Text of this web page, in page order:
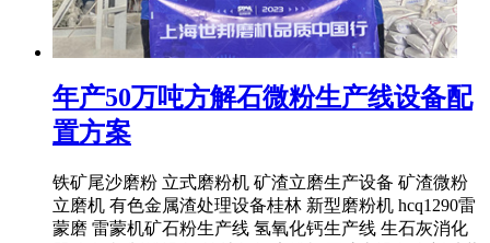
年产50万吨方解石微粉生产线设备配
置方案
铁矿尾沙磨粉 立式磨粉机 矿渣立磨生产设备 矿渣微粉
立磨机 有色金属渣处理设备桂林 新型磨粉机 hcq1290雷
蒙磨 雷蒙机矿石粉生产线 氢氧化钙生产线 生石灰消化